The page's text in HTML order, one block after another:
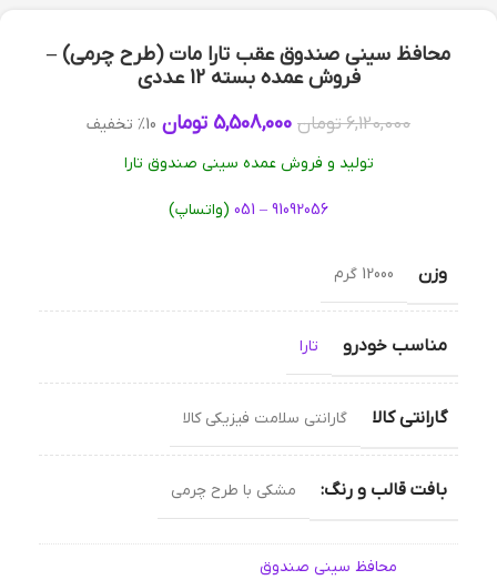
محافظ سینی صندوق عقب تارا مات (طرح چرمی) –
فروش عمده بسته 12 عددی
6,120,000تومان 5,508,000 تومان 10% تخفیف
تولید و فروش عمده سینی صندوق تارا
91092056 – 051 (واتساپ)
وزن 12000 گرم
مناسب خودرو تارا
گارانتی کالا گارانتی سلامت فیزیکی کالا
بافت قالب و رنگ: مشکی با طرح چرمی
محافظ سینی صندوق